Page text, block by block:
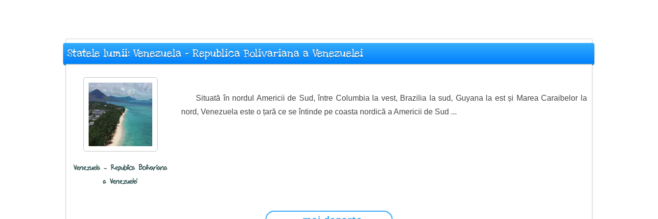
Statele lumii: Venezuela - Republica Bolivariana a Venezuelei
Venezuela - Republica Bolivariana
a Venezuelei
Situată în nordul Americii de Sud, între Columbia la vest, Brazilia la sud, Guyana la est și Marea Caraibelor la
nord, Venezuela este o țară ce se întinde pe coasta nordică a Americii de Sud ...